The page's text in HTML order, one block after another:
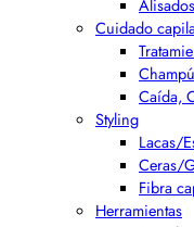
Cuidado
Caída,
Styling
Lacas/
Ceras/
Fibra
Herramientas